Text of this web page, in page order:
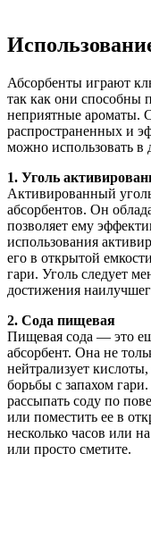
Абсорбенты играют
так как они способны
неприятные ароматы.
распространенных и
можно использовать
1. Уголь
Активированный
абсорбентов. Он
позволяет ему
использования
его в открытой
гари. Уголь следует
достижения
2. Сода пищевая
Пищевая сода — это
абсорбент. Она не
нейтрализует
борьбы с запахом
рассыпать соду по
или поместить ее в
несколько часов или
или просто сметите.